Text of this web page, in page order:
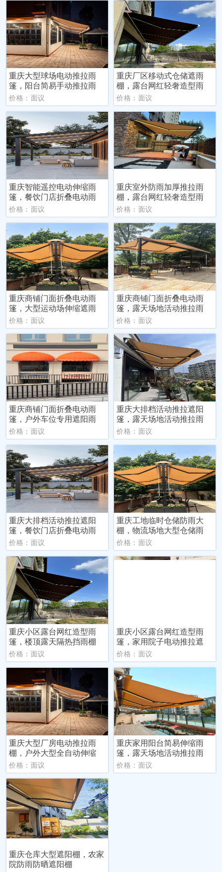
重庆大型球场电动推拉雨
篷，阳台简易手动推拉雨
价格：面议
重庆厂区移动式仓储遮雨
棚，露台网红轻奢造型雨
价格：面议
重庆智能遥控电动伸缩雨
篷，餐饮门店折叠电动雨
价格：面议
重庆室外防雨加厚推拉雨
棚，露台网红轻奢造型雨
价格：面议
重庆商铺门面折叠电动雨
篷，大型运动场伸缩遮雨
价格：面议
重庆商铺门面折叠电动雨
篷，露天场地活动推拉雨
价格：面议
重庆商铺门面折叠电动雨
篷，户外车位专用遮阳雨
价格：面议
重庆大排档活动推拉遮阳
篷，露天场地活动推拉雨
价格：面议
重庆大排档活动推拉遮阳
篷，餐饮门店折叠电动雨
价格：面议
重庆工地临时仓储防雨大
棚，物流场地大型仓储雨
价格：面议
重庆小区露台网红造型雨
篷，楼顶露天隔热挡雨棚
价格：面议
重庆小区露台网红造型雨
篷，家用院子电动推拉遮
价格：面议
重庆大型厂房电动推拉雨
棚，户外大型全自动伸缩
价格：面议
重庆家用阳台简易伸缩雨
篷，露天场地活动推拉雨
价格：面议
重庆仓库大型遮阳棚，农家
院防雨防晒遮阳棚